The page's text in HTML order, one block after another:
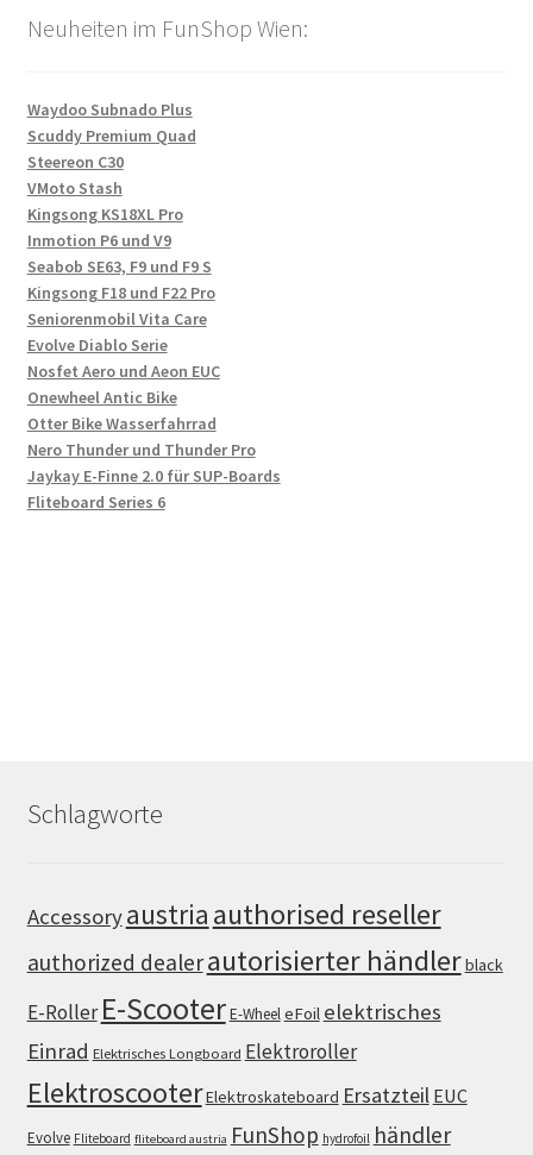
Neuheiten im FunShop Wien:
Waydoo Subnado Plus
Scuddy Premium Quad
Steereon C30
VMoto Stash
Kingsong KS18XL Pro
Inmotion P6 und V9
Seabob SE63, F9 und F9 S
Kingsong F18 und F22 Pro
Seniorenmobil Vita Care
Evolve Diablo Serie
Nosfet Aero und Aeon EUC
Onewheel Antic Bike
Otter Bike Wasserfahrrad
Nero Thunder und Thunder Pro
Jaykay E-Finne 2.0 für SUP-Boards
Fliteboard Series 6
Schlagworte
Accessoryaustria authorised reseller
authorized dealerautorisierter händlerblack
E-Roller E-ScooterE-WheeleFoil elektrisches
Einrad Elektrisches Longboard Elektroroller
ElektroscooterElektroskateboard Ersatzteil EUC
Evolve Fliteboard fliteboard austria FunShop hydrofoil händler